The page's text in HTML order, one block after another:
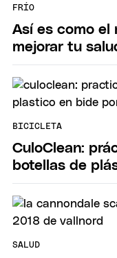
FRÍO
Así es como el
mejorar tu
BICICLETA
CuloClean:
botellas de
SALUD